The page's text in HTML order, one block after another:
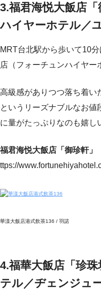
3.福君海悦大飯店
ハイヤーホテル／
MRT台北駅から歩いて10
店（フォーチュンハイヤー
高級感がありつつ落ち着い
というリーズナブルなお値
に量がたっぷりなのも嬉し
福君海悦大飯店「御珍軒」
ttps://
華漾大飯店港式飲茶136 / 羽諾
4.福華大飯店「珍
テル／ヂェンジュ